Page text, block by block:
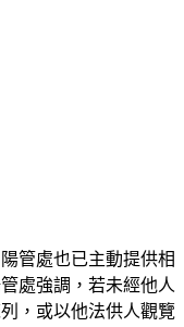
管處也已主動提供相
處強調，若未經他人
，或以他法供人觀覽